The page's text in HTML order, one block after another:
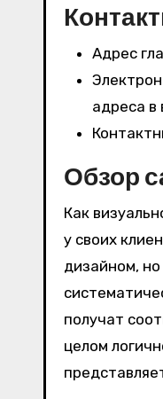
Адрес
адреса
Обзор
Как
у своих
дизайном,
получат
целом